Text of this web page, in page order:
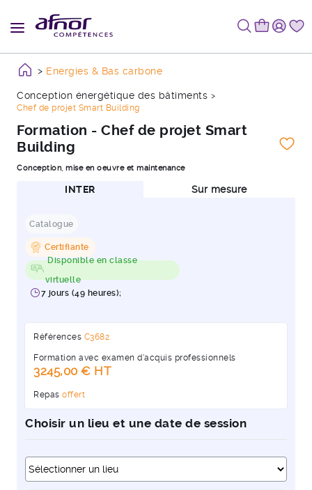
Energies & Bas carbone
Conception énergétique des bâtiments
Chef de projet Smart Building
Formation - Chef de projet Smart
Building
Conception, mise en oeuvre et maintenance
INTER Sur mesure
Catalogue
Certifiante
Disponible en classe
virtuelle
7 jours (49 heures);
Références C3682
Formation avec examen d'acquis professionnels
3245,00 € HT
Repas offert
Choisir un lieu et une date de session